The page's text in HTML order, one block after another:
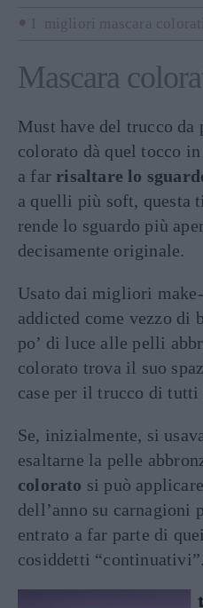
I migliori mascara
Mascara
Must have del trucco da
colorato dà quel tocco
a far risaltare lo
a quelli più soft, questa
rende lo sguardo più
decisamente originale.
Usato dai migliori
addicted come vezzo di
po’ di luce alle pelli
colorato trova il suo
case per il trucco di
Se, inizialmente, si
esaltarne la pelle
colorato si può
dell’anno su carnagioni
entrato a far parte di
cosiddetti “continuativi”.